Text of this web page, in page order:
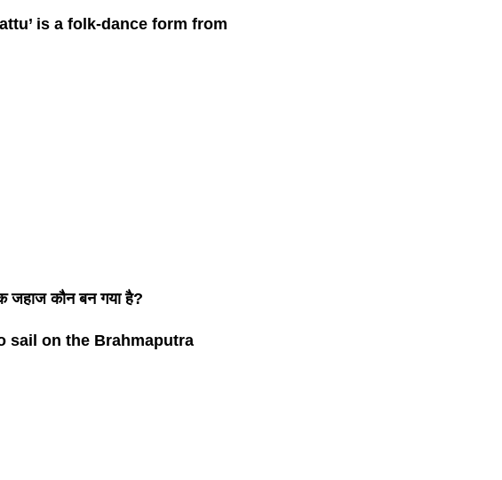
is a folk-dance form from
जहाज कौन बन गया है?
sail on the Brahmaputra